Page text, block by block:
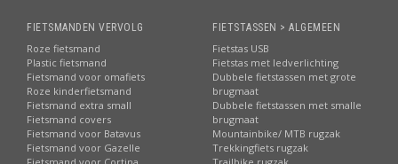
FIETSMANDEN VERVOLG
Roze fietsmand
Plastic fietsmand
Fietsmand voor omafiets
Roze kinderfietsmand
Fietsmand extra small
Fietsmand covers
Fietsmand voor Batavus
Fietsmand voor Gazelle
FIETSTASSEN > ALGEMEEN
Fietstas USB
Fietstas met ledverlichting
Dubbele fietstassen met grote
brugmaat
Dubbele fietstassen met smalle
brugmaat
Mountainbike/ MTB rugzak
Trekkingfiets rugzak